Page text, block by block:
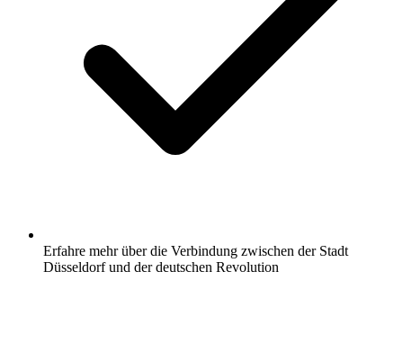
Erfahre mehr über die Verbindung zwischen der Stadt
Düsseldorf und der deutschen Revolution